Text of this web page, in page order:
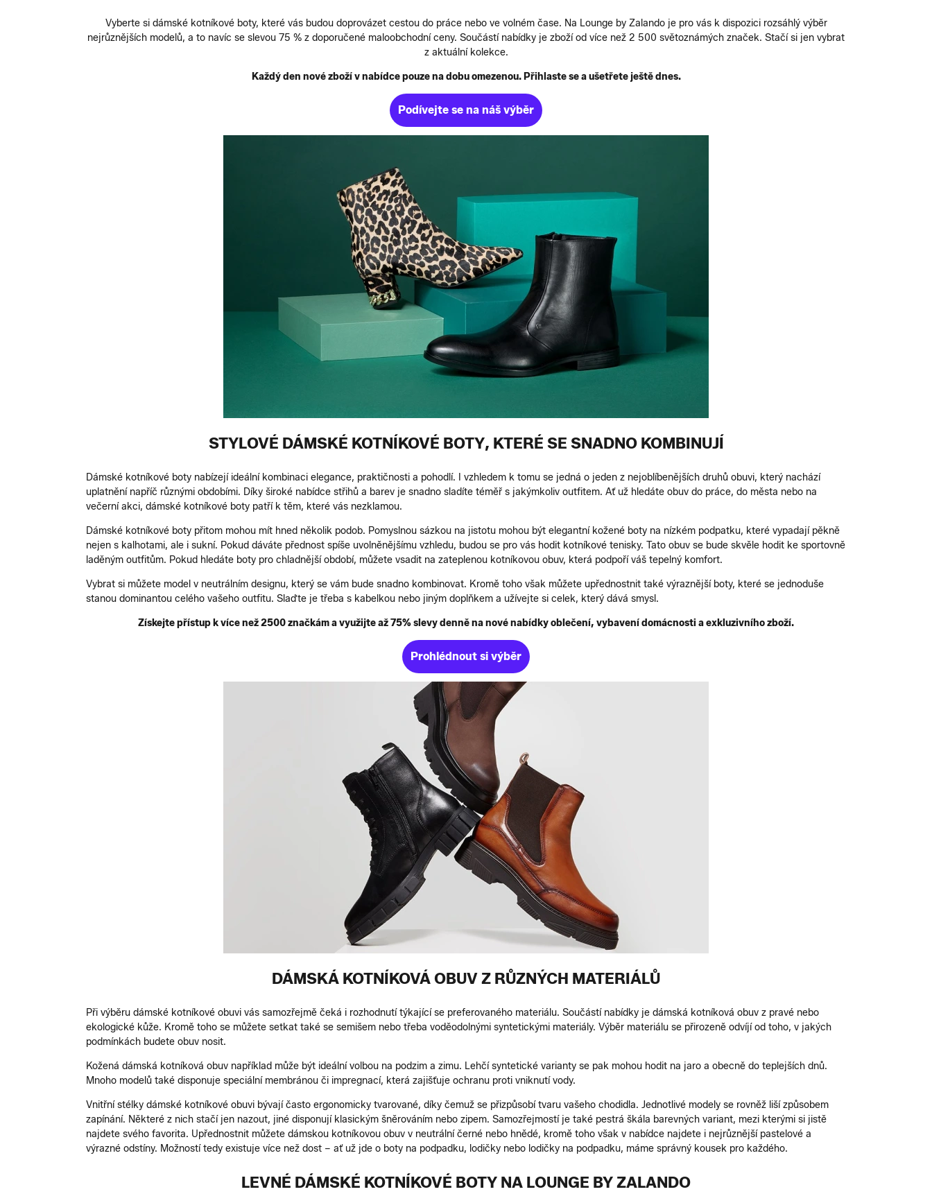
Vyberte si dámské kotníkové boty, které vás budou doprovázet cestou do práce nebo ve volném čase. Na Lounge by Zalando je pro vás k dispozici rozsáhlý výběr
nejrůznějších modelů, a to navíc se slevou 75 % z doporučené maloobchodní ceny. Součástí nabídky je zboží od více než 2 500 světoznámých značek. Stačí si jen vybrat
z aktuální kolekce.
Každý den nové zboží v nabídce pouze na dobu omezenou. Přihlaste se a ušetřete ještě dnes.
Podívejte se na náš výběr
STYLOVÉ DÁMSKÉ KOTNÍKOVÉ BOTY, KTERÉ SE SNADNO KOMBINUJÍ
Dámské kotníkové boty nabízejí ideální kombinaci elegance, praktičnosti a pohodlí. I vzhledem k tomu se jedná o jeden z nejoblíbenějších druhů obuvi, který nachází
uplatnění napříč různými obdobími. Díky široké nabídce střihů a barev je snadno sladíte téměř s jakýmkoliv outfitem. Ať už hledáte obuv do práce, do města nebo na
večerní akci, dámské kotníkové boty patří k těm, které vás nezklamou.
Dámské kotníkové boty přitom mohou mít hned několik podob. Pomyslnou sázkou na jistotu mohou být elegantní kožené boty na nízkém podpatku, které vypadají pěkně
nejen s kalhotami, ale i sukní. Pokud dáváte přednost spíše uvolněnějšímu vzhledu, budou se pro vás hodit kotníkové tenisky. Tato obuv se bude skvěle hodit ke sportovně
laděným outfitům. Pokud hledáte boty pro chladnější období, můžete vsadit na zateplenou kotníkovou obuv, která podpoří váš tepelný komfort.
Vybrat si můžete model v neutrálním designu, který se vám bude snadno kombinovat. Kromě toho však můžete upřednostnit také výraznější boty, které se jednoduše
stanou dominantou celého vašeho outfitu. Slaďte je třeba s kabelkou nebo jiným doplňkem a užívejte si celek, který dává smysl.
Získejte přístup k více než 2500 značkám a využijte až 75% slevy denně na nové nabídky oblečení, vybavení domácnosti a exkluzivního zboží.
Prohlédnout si výběr
DÁMSKÁ KOTNÍKOVÁ OBUV Z RŮZNÝCH MATERIÁLŮ
Při výběru dámské kotníkové obuvi vás samozřejmě čeká i rozhodnutí týkající se preferovaného materiálu. Součástí nabídky je dámská kotníková obuv z pravé nebo
ekologické kůže. Kromě toho se můžete setkat také se semišem nebo třeba voděodolnými syntetickými materiály. Výběr materiálu se přirozeně odvíjí od toho, v jakých
podmínkách budete obuv nosit.
Kožená dámská kotníková obuv například může být ideální volbou na podzim a zimu. Lehčí syntetické varianty se pak mohou hodit na jaro a obecně do teplejších dnů.
Mnoho modelů také disponuje speciální membránou či impregnací, která zajišťuje ochranu proti vniknutí vody.
Vnitřní stélky dámské kotníkové obuvi bývají často ergonomicky tvarované, díky čemuž se přizpůsobí tvaru vašeho chodidla. Jednotlivé modely se rovněž liší způsobem
zapínání. Některé z nich stačí jen nazout, jiné disponují klasickým šněrováním nebo zipem. Samozřejmostí je také pestrá škála barevných variant, mezi kterými si jistě
najdete svého favorita. Upřednostnit můžete dámskou kotníkovou obuv v neutrální černé nebo hnědé, kromě toho však v nabídce najdete i nejrůznější pastelové a
výrazné odstíny. Možností tedy existuje více než dost – ať už jde o boty na podpadku, lodičky nebo lodičky na podpadku, máme správný kousek pro každého.
LEVNÉ DÁMSKÉ KOTNÍKOVÉ BOTY NA LOUNGE BY ZALANDO